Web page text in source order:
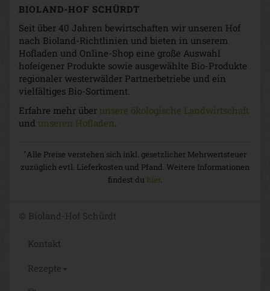
BIOLAND-HOF SCHÜRDT
Seit über 40 Jahren bewirtschaften wir unseren Hof
nach Bioland-Richtlinien und bieten in unserem
Hofladen und Online-Shop eine große Auswahl
hofeigener Produkte sowie ausgewählte Bio-Produkte
regionaler westerwälder Partnerbetriebe und ein
vielfältiges Bio-Sortiment.
Erfahre mehr über unsere ökologische Landwirtschaft
und unseren Hofladen
*Alle Preise verstehen sich inkl. gesetzlicher Mehrwertsteuer
zuzüglich evtl. Lieferkosten und Pfand. Weitere Informationen
findest du hier.
© Bioland-Hof Schürdt
Kontakt
Rezepte